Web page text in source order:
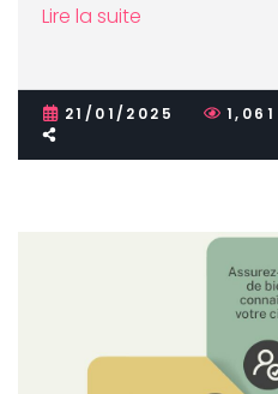
Lire la suite
21/01/2025 1,061